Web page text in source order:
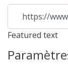
https://
Featured text